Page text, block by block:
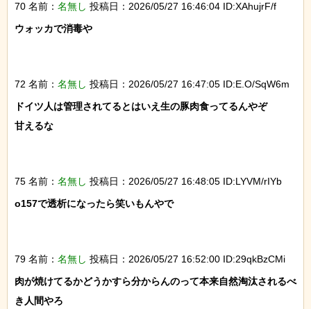
70 名前： 名無し 投稿日：2026/05/27 16:46:04 ID:XAhujrF/f
ウォッカで消毒や
72 名前： 名無し 投稿日：2026/05/27 16:47:05 ID:E.O/SqW6m
ドイツ人は管理されてるとはいえ生の豚肉食ってるんやぞ
甘えるな
75 名前： 名無し 投稿日：2026/05/27 16:48:05 ID:LYVM/rIYb
o157で透析になったら笑いもんやで
79 名前： 名無し 投稿日：2026/05/27 16:52:00 ID:29qkBzCMi
肉が焼けてるかどうかすら分からんのって本来自然淘汰されるべ
き人間やろ